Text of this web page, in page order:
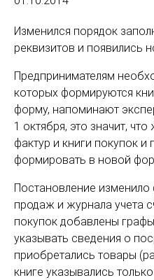
Изменился порядок
реквизитов и появились
Предпринимателям
которых формируются
форму, напоминают
1 октября, это значит,
фактур и книги покупок
формировать в новой
Постановление изменило
продаж и журнала учета
покупок добавлены
указывать сведения о
приобретались товары
книге указывались